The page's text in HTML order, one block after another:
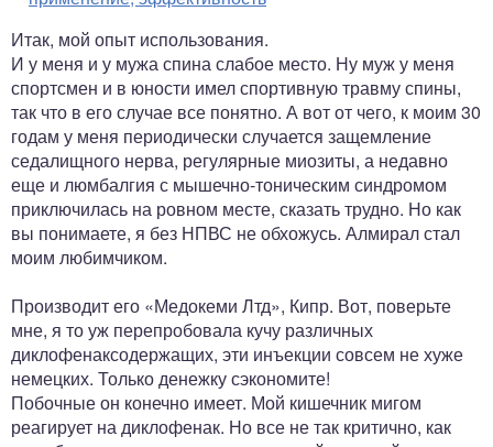
Итак, мой опыт использования.
И у меня и у мужа спина слабое место. Ну муж у меня
спортсмен и в юности имел спортивную травму спины,
так что в его случае все понятно. А вот от чего, к моим 30
годам у меня периодически случается защемление
седалищного нерва, регулярные миозиты, а недавно
еще и люмбалгия с мышечно-тоническим синдромом
приключилась на ровном месте, сказать трудно. Но как
вы понимаете, я без НПВС не обхожусь. Алмирал стал
моим любимчиком.
Производит его «Медокеми Лтд», Кипр. Вот, поверьте
мне, я то уж перепробовала кучу различных
диклофенаксодержащих, эти инъекции совсем не хуже
немецких. Только денежку сэкономите!
Побочные он конечно имеет. Мой кишечник мигом
реагирует на диклофенак. Но все не так критично, как